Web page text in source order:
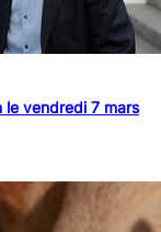
le vendredi 7 mars